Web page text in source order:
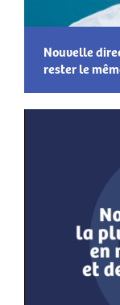
Nouvelle
rester le